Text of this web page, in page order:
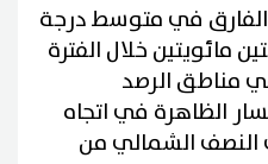
الفارق في متوسط درجة
مائويتين خلال الفترة
مناطق الرصد
الظاهرة في اتجاه
الشمالي من